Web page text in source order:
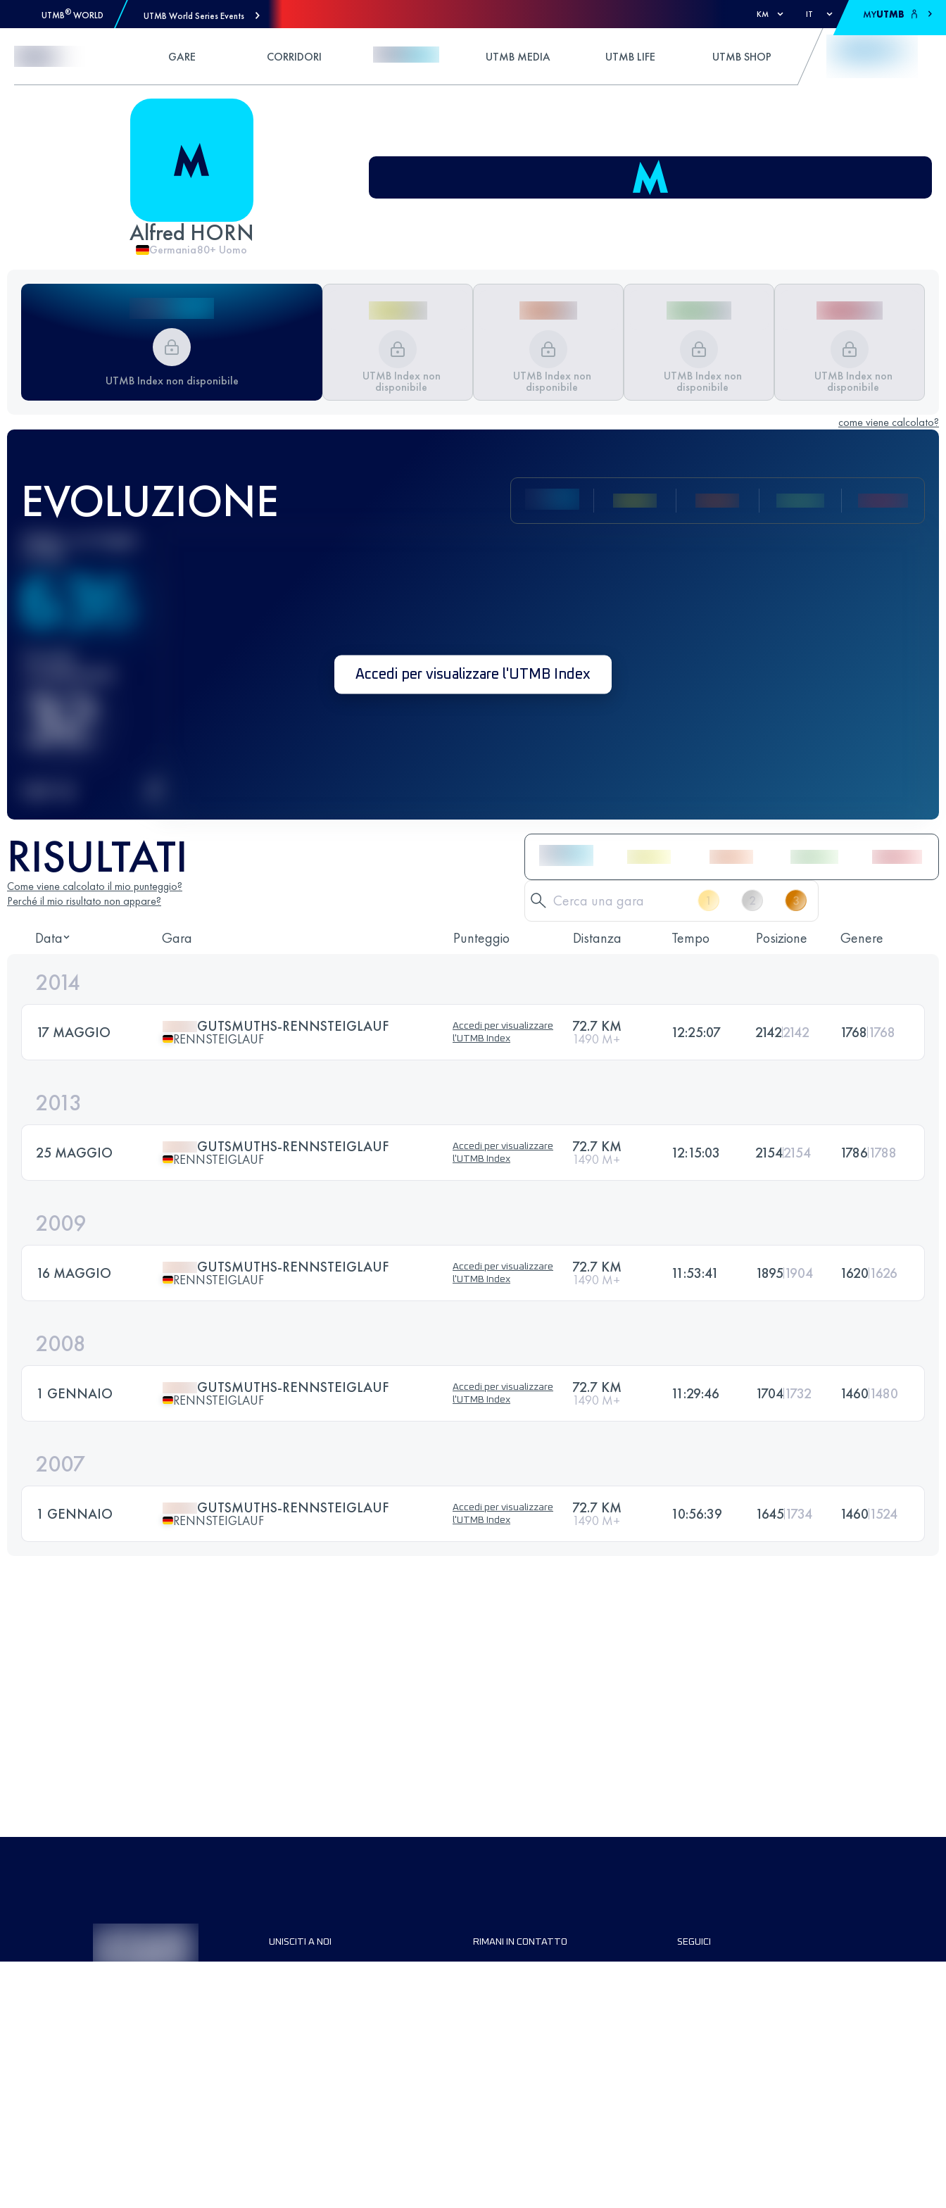
UTMB® WORLD UTMB World Series Events KM IT MYUTMB
GARE CORRIDORI UTMB MEDIA UTMB LIFE UTMB SHOP
Alfred HORN
Germania80+ Uomo
UTMB Index non disponibile UTMB Index non
disponibile
UTMB Index non
disponibile
UTMB Index non
disponibile
UTMB Index non
disponibile
come viene calcolato?
EVOLUZIONE
Miglior punteggio
636
Gara(e)
32
Accedi per visualizzare l'UTMB Index
RISULTATI
Come viene calcolato il mio punteggio?
Perché il mio risultato non appare?
Data Gara Punteggio Distanza Tempo Posizione Genere
2014
17 MAGGIO GUTSMUTHS-RENNSTEIGLAUF
RENNSTEIGLAUF
Accedi per visualizzare
l'UTMB Index
72.7 KM
1490 M+ 12:25:07 21422142 1768 1768
2013
25 MAGGIO GUTSMUTHS-RENNSTEIGLAUF
RENNSTEIGLAUF
Accedi per visualizzare
l'UTMB Index
72.7 KM
1490 M+ 12:15:03 21542154 17861788
2009
16 MAGGIO GUTSMUTHS-RENNSTEIGLAUF
RENNSTEIGLAUF
Accedi per visualizzare
l'UTMB Index
72.7 KM
1490 M+ 11:53:41 18951904 16201626
2008
1 GENNAIO GUTSMUTHS-RENNSTEIGLAUF
RENNSTEIGLAUF
Accedi per visualizzare
l'UTMB Index
72.7 KM
1490 M+ 11:29:46 17041732 14601480
2007
1 GENNAIO GUTSMUTHS-RENNSTEIGLAUF
RENNSTEIGLAUF
Accedi per visualizzare
l'UTMB Index
72.7 KM
1490 M+ 10:56:39 16451734 14601524
UNISCITI A NOI RIMANI IN CONTATTO SEGUICI